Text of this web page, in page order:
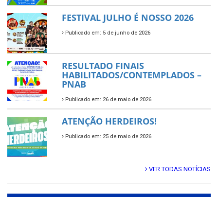
FESTIVAL JULHO É NOSSO 2026
Publicado em: 5 de junho de 2026
RESULTADO FINAIS
HABILITADOS/CONTEMPLADOS –
PNAB
Publicado em: 26 de maio de 2026
ATENÇÃO HERDEIROS!
Publicado em: 25 de maio de 2026
VER TODAS NOTÍCIAS